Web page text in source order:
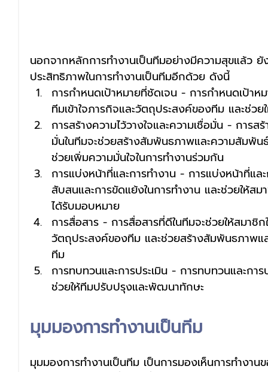
นอกจากหลักการทำงานเป็นทีมอย่างมีความสุขแล้ว ยั
ประสิทธิภาพในการทำงานเป็นทีมอีกด้วย ดังนี้
การกำหนดเป้าหมายที่ชัดเจน - การกำหนดเป้าห
ทีมเข้าใจภารกิจและวัตถุประสงค์ของทีม และช่ว
การสร้างความไว้วางใจและความเชื่อมั่น - การส
มั่นในทีมจะช่วยสร้างสัมพันธภาพและความสัมพัน
ช่วยเพิ่มความมั่นใจในการทำงานร่วมกัน
การแบ่งหน้าที่และการทำงาน - การแบ่งหน้าที่แล
สับสนและการขัดแย้งในการทำงาน และช่วยให้ส
ได้รับมอบหมาย
การสื่อสาร - การสื่อสารที่ดีในทีมจะช่วยให้สมาชิก
วัตถุประสงค์ของทีม และช่วยสร้างสัมพันธภาพแล
ทีม
การทบทวนและการประเมิน - การทบทวนและกา
ช่วยให้ทีมปรับปรุงและพัฒนาทักษะ
มุมมองการทำงานเป็นทีม
มุมมองการทำงานเป็นทีม เป็นการมองเห็นการทำงา